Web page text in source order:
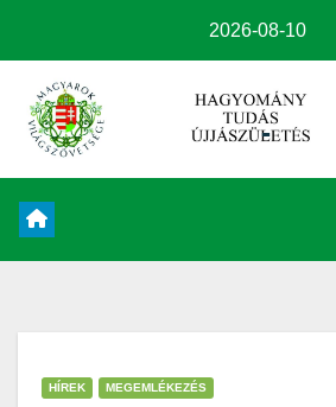
2026-08-10
HÍREK MEGEMLÉKEZÉS